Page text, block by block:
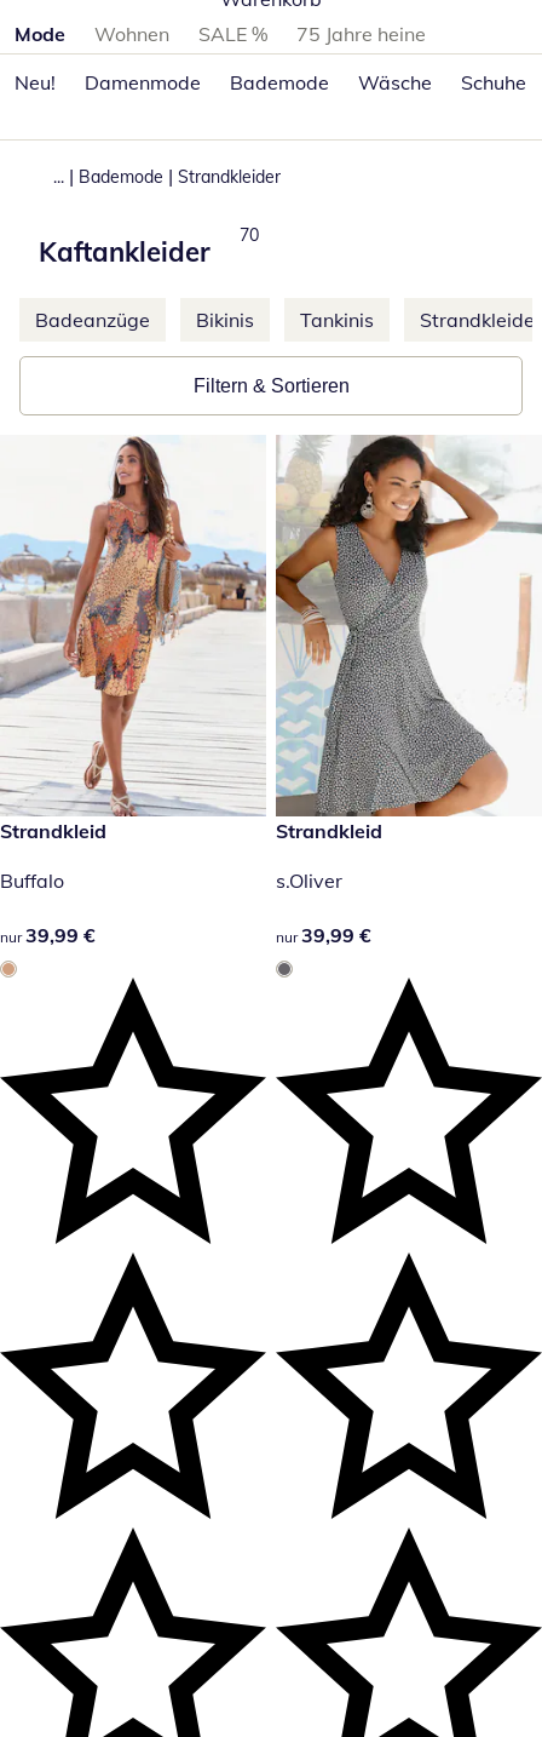
Produktkategorien überspringen
Mode Wohnen SALE %
75 Jahre heine
Neu!
Damenmode Bademode Wäsche Schuhe
... | Bademode | Strandkleider
Kaftankleider
Produkte
70
Weitere Kategorien überspringen
Badeanzüge Bikinis Tankinis Strandkleider
Filtern & Sortieren
39,99 €
Strandkleid
Buffalo
39,99 €
nur 39,99 €
39,99 €
Strandkleid
s.Oliver
39,99 €
nur 39,99 €